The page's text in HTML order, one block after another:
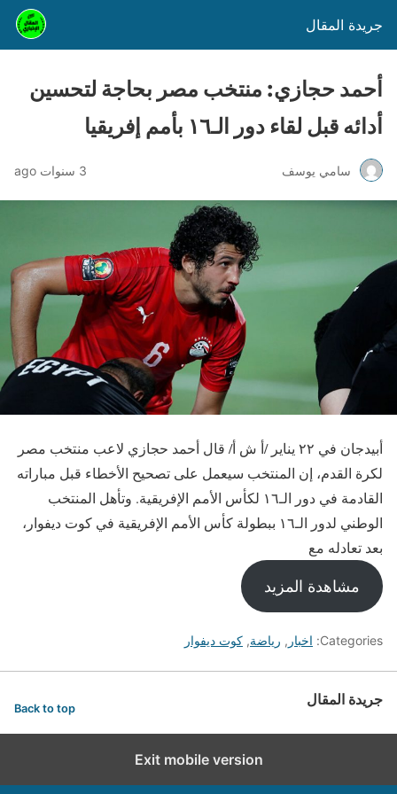
جريدة المقال
أحمد حجازي: منتخب مصر بحاجة لتحسين
أدائه قبل لقاء دور الـ١٦ بأمم إفريقيا
سامي يوسف 3 سنوات ago
أبيدجان في ٢٢ يناير /أ ش أ/ قال أحمد حجازي لاعب منتخب مصر
لكرة القدم، إن المنتخب سيعمل على تصحيح الأخطاء قبل مباراته
القادمة في دور الـ١٦ لكأس الأمم الإفريقية. وتأهل المنتخب
الوطني لدور الـ١٦ ببطولة كأس الأمم الإفريقية في كوت ديفوار،
بعد تعادله مع
مشاهدة المزيد
Categories: اخبار , رياضة, كوت ديفوار
جريدة المقال Back to top
Exit mobile version